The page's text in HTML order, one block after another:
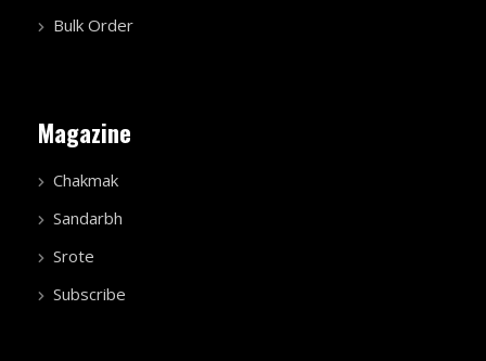
Bulk Order
Magazine
Chakmak
Sandarbh
Srote
Subscribe